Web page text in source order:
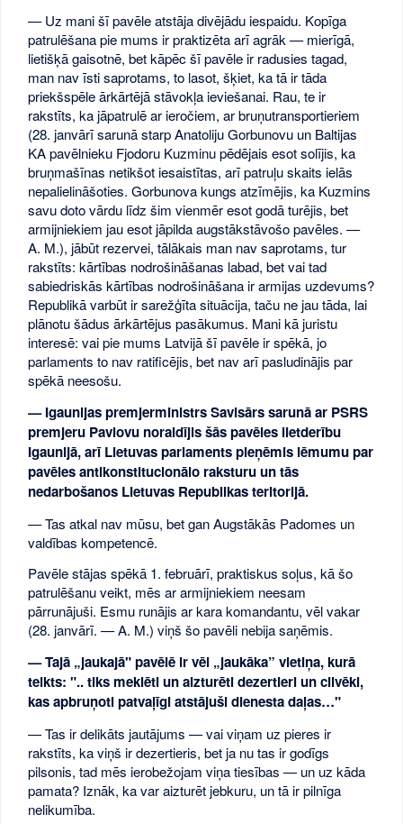
— Uz mani šī pavēle atstāja divējādu iespaidu. Kopīga
patrulēšana pie mums ir praktizēta arī agrāk — mierīgā,
lietišķā gaisotnē, bet kāpēc šī pavēle ir radusies tagad,
man nav īsti saprotams, to lasot, šķiet, ka tā ir tāda
priekšspēle ārkārtējā stāvokļa ieviešanai. Rau, te ir
rakstīts, ka jāpatrulē ar ieročiem, ar bruņutransportieriem
(28. janvārī sarunā starp Anatoliju Gorbunovu un Baltijas
KA pavēlnieku Fjodoru Kuzminu pēdējais esot solījis, ka
bruņmašīnas netikšot iesaistītas, arī patruļu skaits ielās
nepalielināšoties. Gorbunova kungs atzīmējis, ka Kuzmins
savu doto vārdu līdz šim vienmēr esot godā turējis, bet
armijniekiem jau esot jāpilda augstākstāvošo pavēles. —
A. M.), jābūt rezervei, tālākais man nav saprotams, tur
rakstīts: kārtības nodrošināšanas labad, bet vai tad
sabiedriskās kārtības nodrošināšana ir armijas uzdevums?
Republikā varbūt ir sarežģīta situācija, taču ne jau tāda, lai
plānotu šādus ārkārtējus pasākumus. Mani kā juristu
interesē: vai pie mums Latvijā šī pavēle ir spēkā, jo
parlaments to nav ratificējis, bet nav arī pasludinājis par
spēkā neesošu.
— Igaunijas premjerministrs Savisārs sarunā ar PSRS
premjeru Pavlovu noraidījis šās pavēles lietderību
Igaunijā, arī Lietuvas parlaments pieņēmis lēmumu par
pavēles antikonstitucionālo raksturu un tās
nedarbošanos Lietuvas Republikas teritorijā.
— Tas atkal nav mūsu, bet gan Augstākās Padomes un
valdības kompetencē.
Pavēle stājas spēkā 1. februārī, praktiskus soļus, kā šo
patrulēšanu veikt, mēs ar armijniekiem neesam
pārrunājuši. Esmu runājis ar kara komandantu, vēl vakar
(28. janvārī. — A. M.) viņš šo pavēli nebija saņēmis.
— Tajā „jaukajā" pavēlē ir vēl „jaukāka” vietiņa, kurā
teikts: ".. tiks meklēti un aizturēti dezertieri un cilvēki,
kas apbruņoti patvaļīgi atstājuši dienesta daļas…"
— Tas ir delikāts jautājums — vai viņam uz pieres ir
rakstīts, ka viņš ir dezertieris, bet ja nu tas ir godīgs
pilsonis, tad mēs ierobežojam viņa tiesības — un uz kāda
pamata? Iznāk, ka var aizturēt jebkuru, un tā ir pilnīga
nelikumība.